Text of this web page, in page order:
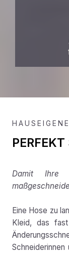
Damit Ihre
Eine Hose zu
Kleid, das